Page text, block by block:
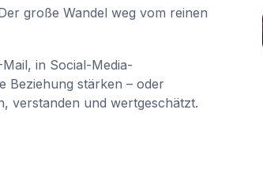
große Wandel weg vom reinen
in Social-Media-
Beziehung stärken – oder
verstanden und wertgeschätzt.